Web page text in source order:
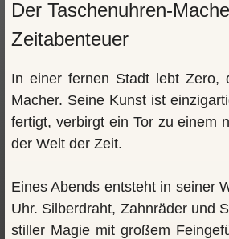
Der Taschenuhren-
Zeitabenteuer
In einer fernen Stadt lebt Zero,
Macher. Seine Kunst ist
fertigt, verbirgt ein Tor zu einem
der Welt der Zeit.
Eines Abends entsteht in seiner
Uhr. Silberdraht, Zahnräder und
stiller Magie mit großem